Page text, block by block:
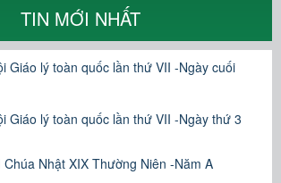
TIN MỚI NHẤT
Giáo lý toàn quốc lần thứ VII -Ngày cuối
Giáo lý toàn quốc lần thứ VII -Ngày thứ 3
Chúa Nhật XIX Thường Niên -Năm A